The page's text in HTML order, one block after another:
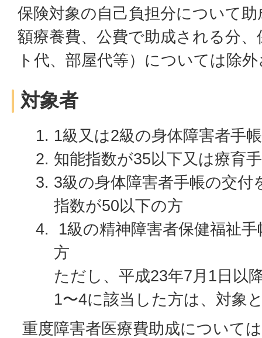
保険対象の自己負担分について
額療養費、公費で助成される分
ト代、部屋代等）については除
対象者
1級又は2級の身体障害者手
知能指数が35以下又は療育
3級の身体障害者手帳の交付
指数が50以下の方
1級の精神障害者保健福祉
方
ただし、平成23年7月1日以
1〜4に該当した方は、対象
重度障害者医療費助成について